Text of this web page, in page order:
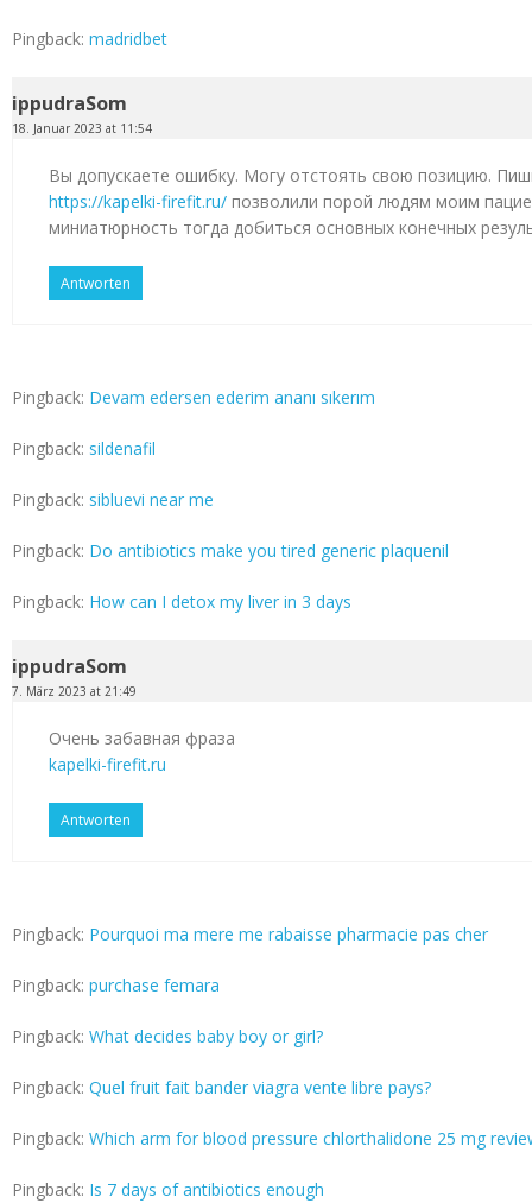
Pingback: madridbet
ippudraSom
18. Januar 2023 at 11:54
Вы допускаете ошибку. Могу отстоять свою позицию.
https://kapelki-firefit.ru/ позволили порой людям моим
миниатюрность тогда добиться основных конечных
Antworten
Pingback: Devam edersen ederim ananı sıkerım
Pingback: sildenafil
Pingback: sibluevi near me
Pingback: Do antibiotics make you tired generic plaquenil
Pingback: How can I detox my liver in 3 days
ippudraSom
7. März 2023 at 21:49
Очень забавная фраза
kapelki-firefit.ru
Antworten
Pingback: Pourquoi ma mere me rabaisse pharmacie pas cher
Pingback: purchase femara
Pingback: What decides baby boy or girl?
Pingback: Quel fruit fait bander viagra vente libre pays?
Pingback: Which arm for blood pressure chlorthalidone 25 mg
Pingback: Is 7 days of antibiotics enough